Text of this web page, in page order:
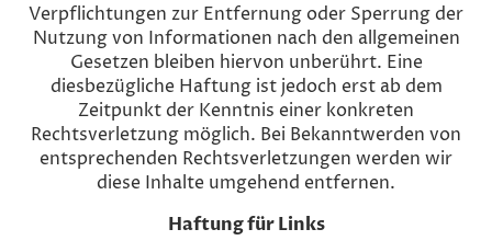
Verpflichtungen zur Entfernung oder Sperrung der
Nutzung von Informationen nach den allgemeinen
Gesetzen bleiben hiervon unberührt. Eine
diesbezügliche Haftung ist jedoch erst ab dem
Zeitpunkt der Kenntnis einer konkreten
Rechtsverletzung möglich. Bei Bekanntwerden von
entsprechenden Rechtsverletzungen werden wir
diese Inhalte umgehend entfernen.
Haftung für Links